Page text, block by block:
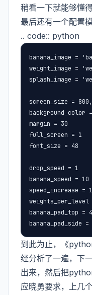
稍看一下就能够懂得
最后还有一个配置
.. code:: python
banana_image =
weight_image =
splash_image =
screen_size =
background_color
margin = 30
full_screen = 1
font_size = 48
drop_speed = 1
banana_speed = 10
speed_increase = 1
weights_per_level
banana_pad_top =
banana_pad_side =
到此为止，《
经分析了一遍，下
出来，然后把
应晓勇要求，上几个